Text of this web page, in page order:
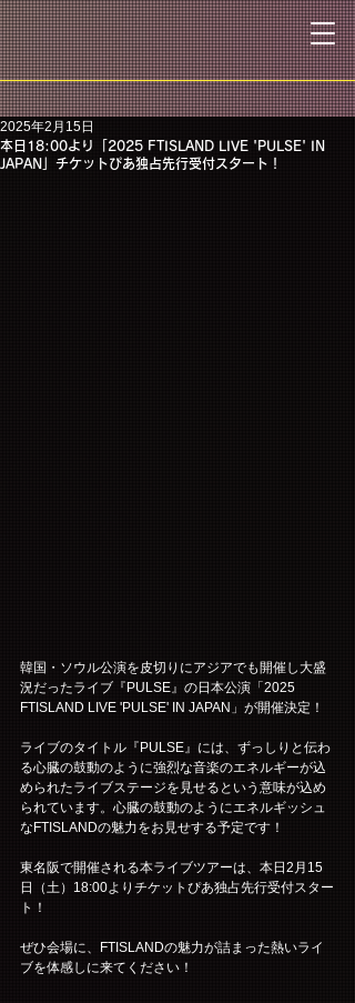
本日18:00より「2025 FTISLAND LIVE 'PULSE' IN
JAPAN」チケットぴあ独占先行受付スタート！
2025年2月15日
韓国・ソウル公演を皮切りにアジアでも開催し大盛
況だったライブ『PULSE』の日本公演「2025
FTISLAND LIVE 'PULSE' IN JAPAN」が開催決定！
ライブのタイトル『PULSE』には、ずっしりと伝わ
る心臓の鼓動のように強烈な音楽のエネルギーが込
められたライブステージを見せるという意味が込め
られています。心臓の鼓動のようにエネルギッシュ
なFTISLANDの魅力をお見せする予定です！
東名阪で開催される本ライブツアーは、本日2月15
日（土）18:00よりチケットぴあ独占先行受付スター
ト！
ぜひ会場に、FTISLANDの魅力が詰まった熱いライ
ブを体感しに来てください！